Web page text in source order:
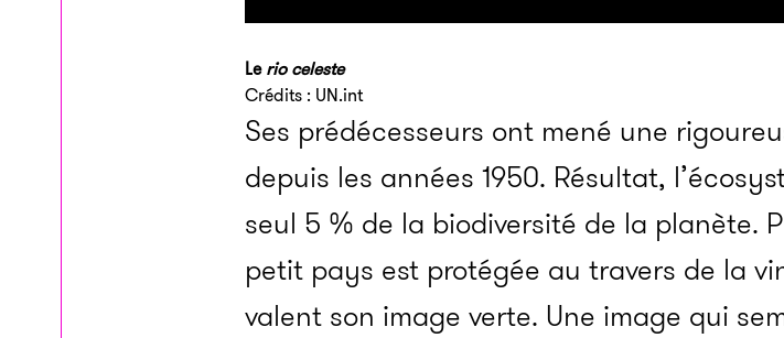
Lerio celeste
Crédits : UN.int
Ses prédécesseurs ont mené une
depuis les années 1950. Résultat,
seul 5 % de la biodiversité de la planète.
petit pays est protégée au travers de la
valent son image verte. Une image qui